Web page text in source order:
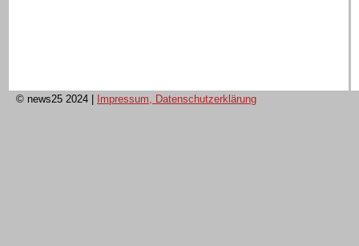
© news25 2024 Impressum, Datenschutzerklärung